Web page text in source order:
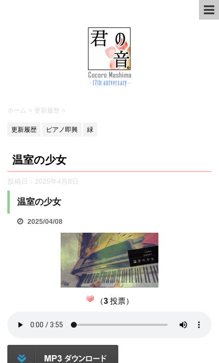
ホーム > 更新履歴 >
更新履歴 ピアノ即興 緑
温室の少女
投稿日： 2025年4月8日
温室の少女
2025/04/08
（3投票）